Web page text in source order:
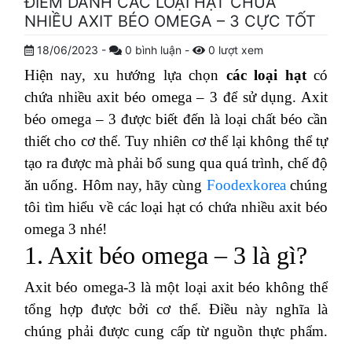
NHIỀU AXIT BÉO OMEGA – 3 CỰC TỐT
18/06/2023 - 0 bình luận - 0 lượt xem
Hiện nay, xu hướng lựa chọn các loại hạtcó
chứa nhiều axit béo omega – 3 để sử dụng. Axit
béo omega – 3 được biết đến là loại chất béo cần
thiết cho cơ thể. Tuy nhiên cơ thể lại không thể tự
tạo ra được mà phải bổ sung qua quá trình, chế độ
ăn uống. Hôm nay, hãy cùng Foodexkoreachúng
tôi tìm hiểu về các loại hạt có chứa nhiều axit béo
omega 3 nhé!
1. Axit béo omega – 3 là gì?
Axit béo omega-3 là một loại axit béo không thể
tổng hợp được bởi cơ thể. Điều này nghĩa là
chúng phải được cung cấp từ nguồn thực phẩm.